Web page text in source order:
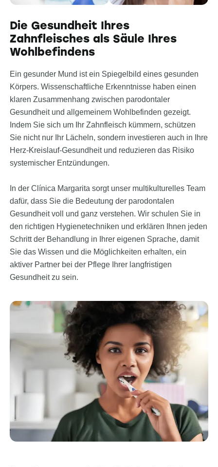
Die Gesundheit Ihres
Zahnfleisches als Säule Ihres
Wohlbefindens
Ein gesunder Mund ist ein Spiegelbild eines gesunden
Körpers. Wissenschaftliche Erkenntnisse haben einen
klaren Zusammenhang zwischen parodontaler
Gesundheit und allgemeinem Wohlbefinden gezeigt.
Indem Sie sich um Ihr Zahnfleisch kümmern, schützen
Sie nicht nur Ihr Lächeln, sondern investieren auch in Ihre
Herz-Kreislauf-Gesundheit und reduzieren das Risiko
systemischer Entzündungen.
In der Clínica Margarita sorgt unser multikulturelles Team
dafür, dass Sie die Bedeutung der parodontalen
Gesundheit voll und ganz verstehen. Wir schulen Sie in
den richtigen Hygienetechniken und erklären Ihnen jeden
Schritt der Behandlung in Ihrer eigenen Sprache, damit
Sie das Wissen und die Möglichkeiten erhalten, ein
aktiver Partner bei der Pflege Ihrer langfristigen
Gesundheit zu sein.